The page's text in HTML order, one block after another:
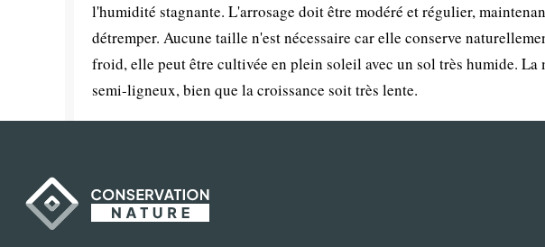
l'humidité stagnante. L'arrosage doit être modéré et régulier,
détremper. Aucune taille n'est nécessaire car elle conserve
froid, elle peut être cultivée en plein soleil avec un sol très humide.
semi-ligneux, bien que la croissance soit très lente.